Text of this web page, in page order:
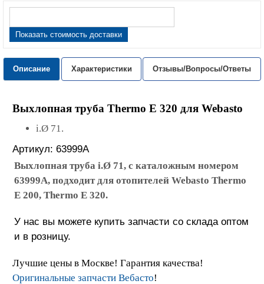
Показать стоимость доставки
Описание Характеристики Отзывы/Вопросы/Ответы
Выхлопная труба Thermo Е 320 для Webasto
i.Ø 71.
Артикул: 63999A
Выхлопная труба i.Ø 71, с каталожным номером
63999A, подходит для отопителей Webasto Thermo
Е 200, Thermo Е 320.
У нас вы можете купить запчасти со склада оптом
и в розницу.
Лучшие цены в Москве! Гарантия качества!
Оригинальные запчасти Вебасто!